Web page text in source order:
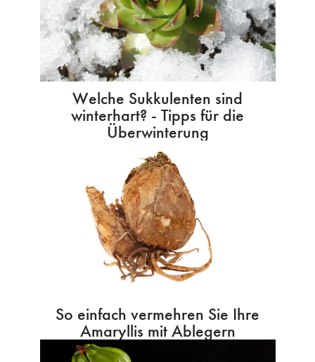
Welche Sukkulenten sind
winterhart? - Tipps für die
Überwinterung
So einfach vermehren Sie Ihre
Amaryllis mit Ablegern